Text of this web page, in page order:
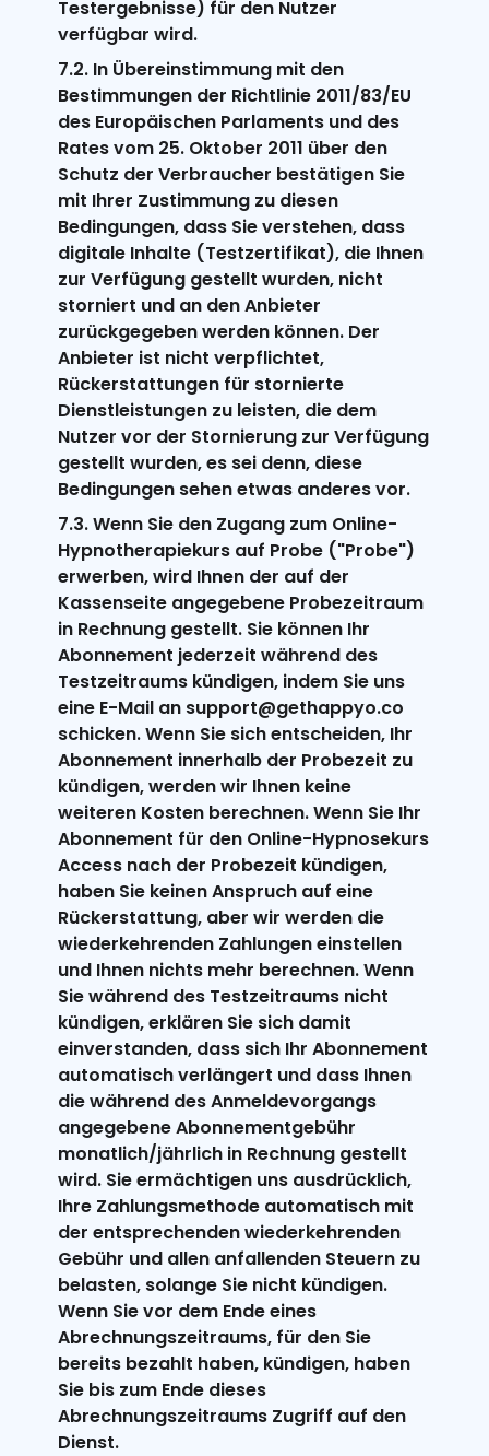
Testergebnisse) für den Nutzer
verfügbar wird.
7.2. In Übereinstimmung mit den
Bestimmungen der Richtlinie 2011/83/EU
des Europäischen Parlaments und des
Rates vom 25. Oktober 2011 über den
Schutz der Verbraucher bestätigen Sie
mit Ihrer Zustimmung zu diesen
Bedingungen, dass Sie verstehen, dass
digitale Inhalte (Testzertifikat), die Ihnen
zur Verfügung gestellt wurden, nicht
storniert und an den Anbieter
zurückgegeben werden können. Der
Anbieter ist nicht verpflichtet,
Rückerstattungen für stornierte
Dienstleistungen zu leisten, die dem
Nutzer vor der Stornierung zur Verfügung
gestellt wurden, es sei denn, diese
Bedingungen sehen etwas anderes vor.
7.3. Wenn Sie den Zugang zum Online-
Hypnotherapiekurs auf Probe ("Probe")
erwerben, wird Ihnen der auf der
Kassenseite angegebene Probezeitraum
in Rechnung gestellt. Sie können Ihr
Abonnement jederzeit während des
Testzeitraums kündigen, indem Sie uns
eine E-Mail an support@gethappyo.co
schicken. Wenn Sie sich entscheiden, Ihr
Abonnement innerhalb der Probezeit zu
kündigen, werden wir Ihnen keine
weiteren Kosten berechnen. Wenn Sie Ihr
Abonnement für den Online-Hypnosekurs
Access nach der Probezeit kündigen,
haben Sie keinen Anspruch auf eine
Rückerstattung, aber wir werden die
wiederkehrenden Zahlungen einstellen
und Ihnen nichts mehr berechnen. Wenn
Sie während des Testzeitraums nicht
kündigen, erklären Sie sich damit
einverstanden, dass sich Ihr Abonnement
automatisch verlängert und dass Ihnen
die während des Anmeldevorgangs
angegebene Abonnementgebühr
monatlich/jährlich in Rechnung gestellt
wird. Sie ermächtigen uns ausdrücklich,
Ihre Zahlungsmethode automatisch mit
der entsprechenden wiederkehrenden
Gebühr und allen anfallenden Steuern zu
belasten, solange Sie nicht kündigen.
Wenn Sie vor dem Ende eines
Abrechnungszeitraums, für den Sie
bereits bezahlt haben, kündigen, haben
Sie bis zum Ende dieses
Abrechnungszeitraums Zugriff auf den
Dienst.